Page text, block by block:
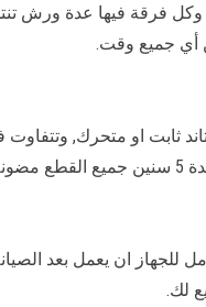
يعمل لدينا 3 فرق عمل لتغطية اليوم بالكامل,
أي جميع وقت.
ثابت او متحرك,
ان يعمل بعد
لك.